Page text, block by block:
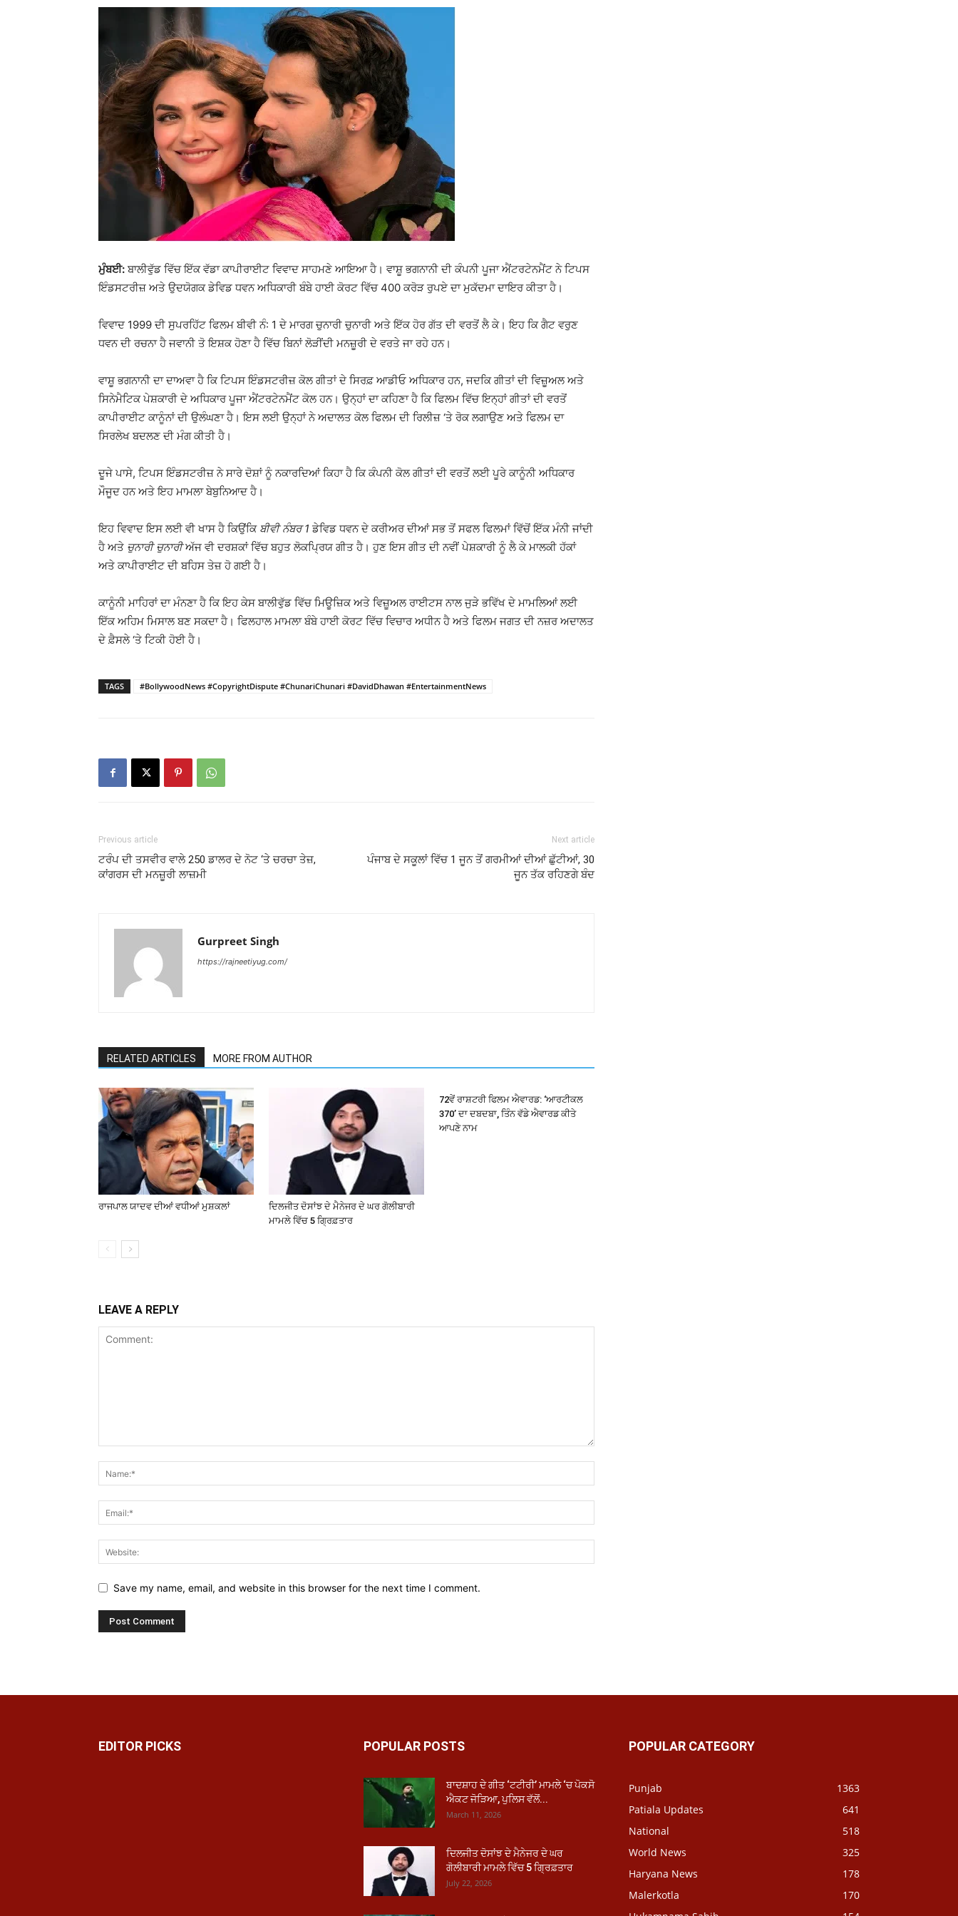
ਮੁੰਬਈ: ਬਾਲੀਵੁੱਡ ਵਿੱਚ ਇੱਕ ਵੱਡਾ ਕਾਪੀਰਾਈਟ ਵਿਵਾਦ ਸਾਹਮਣੇ ਆਇਆ ਹੈ। ਵਾਸ਼ੂ ਭਗਨਾਨੀ ਦੀ ਕੰਪਨੀ ਪੂਜਾ ਐਂਟਰਟੇਨਮੈਂਟ ਨੇ ਟਿਪਸ
ਇੰਡਸਟਰੀਜ਼ ਅਤੇ ਉਦਯੋਗਕ ਡੇਵਿਡ ਧਵਨ ਅਧਿਕਾਰੀ ਬੰਬੇ ਹਾਈ ਕੋਰਟ ਵਿੱਚ 400 ਕਰੋੜ ਰੁਪਏ ਦਾ ਮੁਕੱਦਮਾ ਦਾਇਰ ਕੀਤਾ ਹੈ।
ਵਿਵਾਦ 1999 ਦੀ ਸੁਪਰਹਿੱਟ ਫਿਲਮ ਬੀਵੀ ਨੰ: 1 ਦੇ ਮਾਰਗ ਚੁਨਾਰੀ ਚੁਨਾਰੀ ਅਤੇ ਇੱਕ ਹੋਰ ਗੱਤ ਦੀ ਵਰਤੋਂ ਲੈ ਕੇ। ਇਹ ਕਿ ਗੈਟ ਵਰੁਣ
ਧਵਨ ਦੀ ਰਚਨਾ ਹੈ ਜਵਾਨੀ ਤੋ ਇਸ਼ਕ ਹੋਣਾ ਹੈ ਵਿੱਚ ਬਿਨਾਂ ਲੋੜੀਂਦੀ ਮਨਜ਼ੂਰੀ ਦੇ ਵਰਤੇ ਜਾ ਰਹੇ ਹਨ।
ਵਾਸ਼ੂ ਭਗਨਾਨੀ ਦਾ ਦਾਅਵਾ ਹੈ ਕਿ ਟਿਪਸ ਇੰਡਸਟਰੀਜ਼ ਕੋਲ ਗੀਤਾਂ ਦੇ ਸਿਰਫ਼ ਆਡੀਓ ਅਧਿਕਾਰ ਹਨ, ਜਦਕਿ ਗੀਤਾਂ ਦੀ ਵਿਜ਼ੂਅਲ ਅਤੇ
ਸਿਨੇਮੈਟਿਕ ਪੇਸ਼ਕਾਰੀ ਦੇ ਅਧਿਕਾਰ ਪੂਜਾ ਐਂਟਰਟੇਨਮੈਂਟ ਕੋਲ ਹਨ। ਉਨ੍ਹਾਂ ਦਾ ਕਹਿਣਾ ਹੈ ਕਿ ਫਿਲਮ ਵਿੱਚ ਇਨ੍ਹਾਂ ਗੀਤਾਂ ਦੀ ਵਰਤੋਂ
ਕਾਪੀਰਾਈਟ ਕਾਨੂੰਨਾਂ ਦੀ ਉਲੰਘਣਾ ਹੈ। ਇਸ ਲਈ ਉਨ੍ਹਾਂ ਨੇ ਅਦਾਲਤ ਕੋਲ ਫਿਲਮ ਦੀ ਰਿਲੀਜ਼ ‘ਤੇ ਰੋਕ ਲਗਾਉਣ ਅਤੇ ਫਿਲਮ ਦਾ
ਸਿਰਲੇਖ ਬਦਲਣ ਦੀ ਮੰਗ ਕੀਤੀ ਹੈ।
ਦੂਜੇ ਪਾਸੇ, ਟਿਪਸ ਇੰਡਸਟਰੀਜ਼ ਨੇ ਸਾਰੇ ਦੋਸ਼ਾਂ ਨੂੰ ਨਕਾਰਦਿਆਂ ਕਿਹਾ ਹੈ ਕਿ ਕੰਪਨੀ ਕੋਲ ਗੀਤਾਂ ਦੀ ਵਰਤੋਂ ਲਈ ਪੂਰੇ ਕਾਨੂੰਨੀ ਅਧਿਕਾਰ
ਮੌਜੂਦ ਹਨ ਅਤੇ ਇਹ ਮਾਮਲਾ ਬੇਬੁਨਿਆਦ ਹੈ।
ਇਹ ਵਿਵਾਦ ਇਸ ਲਈ ਵੀ ਖਾਸ ਹੈ ਕਿਉਂਕਿ ਬੀਵੀ ਨੰਬਰ 1 ਡੇਵਿਡ ਧਵਨ ਦੇ ਕਰੀਅਰ ਦੀਆਂ ਸਭ ਤੋਂ ਸਫਲ ਫਿਲਮਾਂ ਵਿੱਚੋਂ ਇੱਕ ਮੰਨੀ ਜਾਂਦੀ
ਹੈ ਅਤੇ ਚੁਨਾਰੀ ਚੁਨਾਰੀਅੱਜ ਵੀ ਦਰਸ਼ਕਾਂ ਵਿੱਚ ਬਹੁਤ ਲੋਕਪ੍ਰਿਯ ਗੀਤ ਹੈ। ਹੁਣ ਇਸ ਗੀਤ ਦੀ ਨਵੀਂ ਪੇਸ਼ਕਾਰੀ ਨੂੰ ਲੈ ਕੇ ਮਾਲਕੀ ਹੱਕਾਂ
ਅਤੇ ਕਾਪੀਰਾਈਟ ਦੀ ਬਹਿਸ ਤੇਜ਼ ਹੋ ਗਈ ਹੈ।
ਕਾਨੂੰਨੀ ਮਾਹਿਰਾਂ ਦਾ ਮੰਨਣਾ ਹੈ ਕਿ ਇਹ ਕੇਸ ਬਾਲੀਵੁੱਡ ਵਿੱਚ ਮਿਊਜ਼ਿਕ ਅਤੇ ਵਿਜ਼ੂਅਲ ਰਾਈਟਸ ਨਾਲ ਜੁੜੇ ਭਵਿੱਖ ਦੇ ਮਾਮਲਿਆਂ ਲਈ
ਇੱਕ ਅਹਿਮ ਮਿਸਾਲ ਬਣ ਸਕਦਾ ਹੈ। ਫਿਲਹਾਲ ਮਾਮਲਾ ਬੰਬੇ ਹਾਈ ਕੋਰਟ ਵਿੱਚ ਵਿਚਾਰ ਅਧੀਨ ਹੈ ਅਤੇ ਫਿਲਮ ਜਗਤ ਦੀ ਨਜ਼ਰ ਅਦਾਲਤ
ਦੇ ਫ਼ੈਸਲੇ ‘ਤੇ ਟਿਕੀ ਹੋਈ ਹੈ।
TAGS #BollywoodNews #CopyrightDispute #ChunariChunari #DavidDhawan #EntertainmentNews
Previous article
ਟਰੰਪ ਦੀ ਤਸਵੀਰ ਵਾਲੇ 250 ਡਾਲਰ ਦੇ ਨੋਟ ‘ਤੇ ਚਰਚਾ ਤੇਜ਼,
ਕਾਂਗਰਸ ਦੀ ਮਨਜ਼ੂਰੀ ਲਾਜ਼ਮੀ
Next article
ਪੰਜਾਬ ਦੇ ਸਕੂਲਾਂ ਵਿੱਚ 1 ਜੂਨ ਤੋਂ ਗਰਮੀਆਂ ਦੀਆਂ ਛੁੱਟੀਆਂ, 30
ਜੂਨ ਤੱਕ ਰਹਿਣਗੇ ਬੰਦ
Gurpreet Singh
https://rajneetiyug.com/
RELATED ARTICLES MORE FROM AUTHOR
ਰਾਜਪਾਲ ਯਾਦਵ ਦੀਆਂ ਵਧੀਆਂ ਮੁਸ਼ਕਲਾਂ
ਦਿਲਜੀਤ ਦੋਸਾਂਝ ਦੇ ਮੈਨੇਜਰ ਦੇ ਘਰ ਗੋਲੀਬਾਰੀ
ਮਾਮਲੇ ਵਿੱਚ 5 ਗ੍ਰਿਫ਼ਤਾਰ
72ਵੇਂ ਰਾਸ਼ਟਰੀ ਫਿਲਮ ਐਵਾਰਡ: ‘ਆਰਟੀਕਲ
370’ ਦਾ ਦਬਦਬਾ, ਤਿੰਨ ਵੱਡੇ ਐਵਾਰਡ ਕੀਤੇ
ਆਪਣੇ ਨਾਮ
LEAVE A REPLY
Save my name, email, and website in this browser for the next time I comment.
EDITOR PICKS POPULAR POSTS
ਬਾਦਸ਼ਾਹ ਦੇ ਗੀਤ ‘ਟਟੀਰੀ’ ਮਾਮਲੇ ‘ਚ ਪੋਕਸੋ
ਐਕਟ ਜੋੜਿਆ, ਪੁਲਿਸ ਵੱਲੋਂ...
March 11, 2026
ਦਿਲਜੀਤ ਦੋਸਾਂਝ ਦੇ ਮੈਨੇਜਰ ਦੇ ਘਰ
ਗੋਲੀਬਾਰੀ ਮਾਮਲੇ ਵਿੱਚ 5 ਗ੍ਰਿਫ਼ਤਾਰ
July 22, 2026
POPULAR CATEGORY
Punjab
1363
Patiala Updates
641
National
518
World News
325
Haryana News
178
Malerkotla
170